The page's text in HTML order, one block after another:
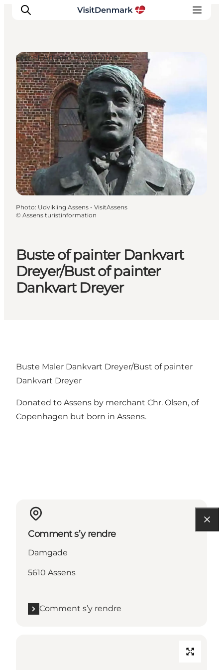
Inspirations
Destinations
Quoi faire
Hébergements
Planifiez votre voyage
Buste of painter Dankvart
Dreyer/Bust of painter
Dankvart Dreyer
Street Art and Sculptures
Photo: Udvikling Assens - VisitAssens
© Assens turistinformation
Buste Maler Dankvart Dreyer/Bust of painter
Dankvart Dreyer
Donated to Assens by merchant Chr. Olsen, of
Copenhagen but born in Assens.
Comment s’y rendre
Damgade
5610 Assens
Comment s’y rendre